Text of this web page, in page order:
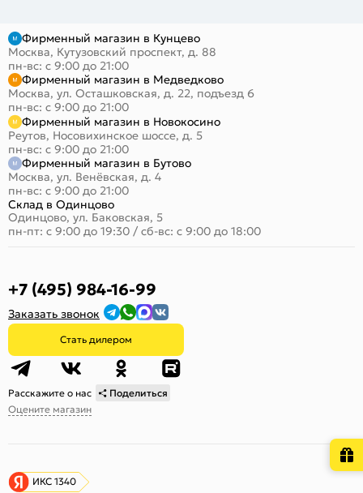
Фирменный магазин в Кунцево
Москва, Кутузовский проспект, д. 88
пн-вс: с 9:00 до 21:00
Фирменный магазин в Медведково
Москва, ул. Осташковская, д. 22, подъезд 6
пн-вс: с 9:00 до 21:00
Фирменный магазин в Новокосино
Реутов, Носовихинское шоссе, д. 5
пн-вс: с 9:00 до 21:00
Фирменный магазин в Бутово
Москва, ул. Венёвская, д. 4
пн-вс: с 9:00 до 21:00
Склад в Одинцово
Одинцово, ул. Баковская, 5
пн-пт: с 9:00 до 19:30 / сб-вс: с 9:00 до 18:00
+7 (495) 984-16-99
Заказать звонок
Стать дилером
Расскажите о нас
Поделиться
Оцените магазин
ИКС 1340